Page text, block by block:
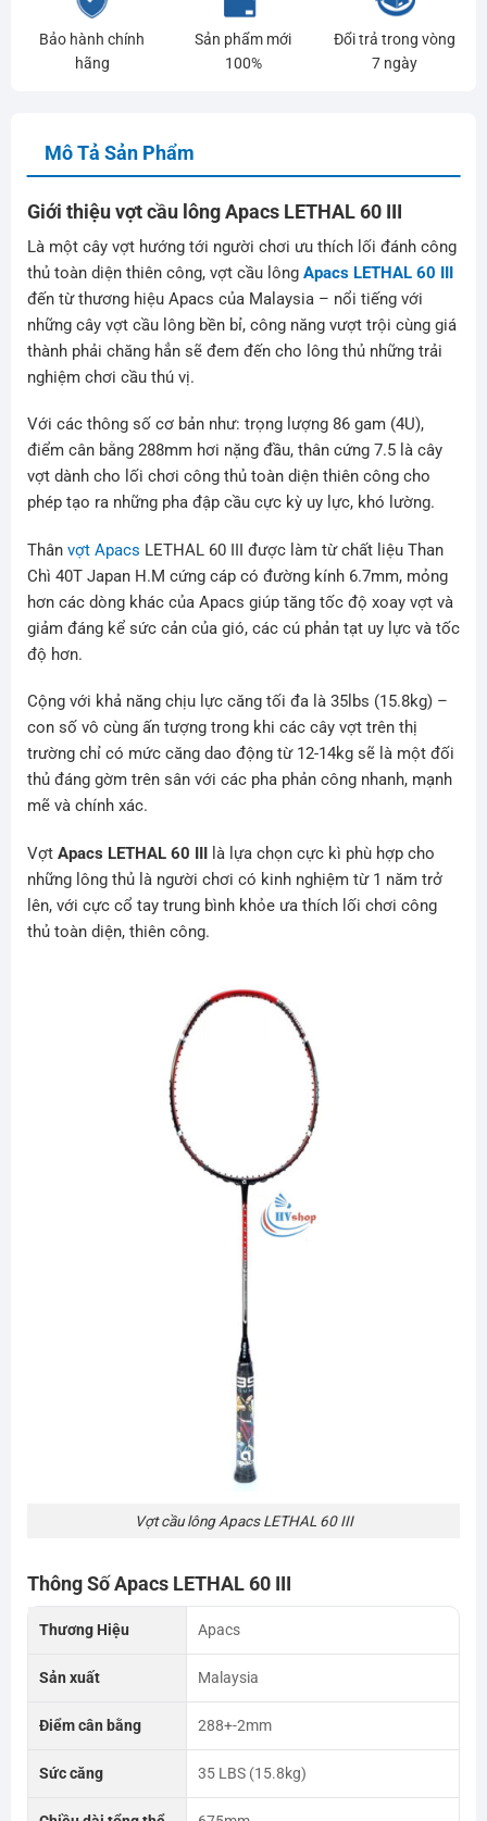
Bảo hành chính
hãng
Sản phẩm mới
100%
Đổi trả trong vòng
7 ngày
Mô Tả Sản Phẩm
Giới thiệu vợt cầu lông Apacs LETHAL 60 III
Là một cây vợt hướng tới người chơi ưu thích lối đánh công
thủ toàn diện thiên công, vợt cầu lông Apacs LETHAL 60 III
đến từ thương hiệu Apacs của Malaysia – nổi tiếng với
những cây vợt cầu lông bền bỉ, công năng vượt trội cùng giá
thành phải chăng hẳn sẽ đem đến cho lông thủ những trải
nghiệm chơi cầu thú vị.
Với các thông số cơ bản như: trọng lượng 86 gam (4U),
điểm cân bằng 288mm hơi nặng đầu, thân cứng 7.5 là cây
vợt dành cho lối chơi công thủ toàn diện thiên công cho
phép tạo ra những pha đập cầu cực kỳ uy lực, khó lường.
Thân vợt Apacs LETHAL 60 III được làm từ chất liệu Than
Chì 40T Japan H.M cứng cáp có đường kính 6.7mm, mỏng
hơn các dòng khác của Apacs giúp tăng tốc độ xoay vợt và
giảm đáng kể sức cản của gió, các cú phản tạt uy lực và tốc
độ hơn.
Cộng với khả năng chịu lực căng tối đa là 35lbs (15.8kg) –
con số vô cùng ấn tượng trong khi các cây vợt trên thị
trường chỉ có mức căng dao động từ 12-14kg sẽ là một đối
thủ đáng gờm trên sân với các pha phản công nhanh, mạnh
mẽ và chính xác.
Vợt Apacs LETHAL 60 IIIlà lựa chọn cực kì phù hợp cho
những lông thủ là người chơi có kinh nghiệm từ 1 năm trở
lên, với cực cổ tay trung bình khỏe ưa thích lối chơi công
thủ toàn diện, thiên công.
Vợt cầu lông Apacs LETHAL 60 III
Thông Số Apacs LETHAL 60 III
Thương Hiệu Apacs
Sản xuất Malaysia
Điểm cân bằng 288+-2mm
Sức căng 35 LBS (15.8kg)